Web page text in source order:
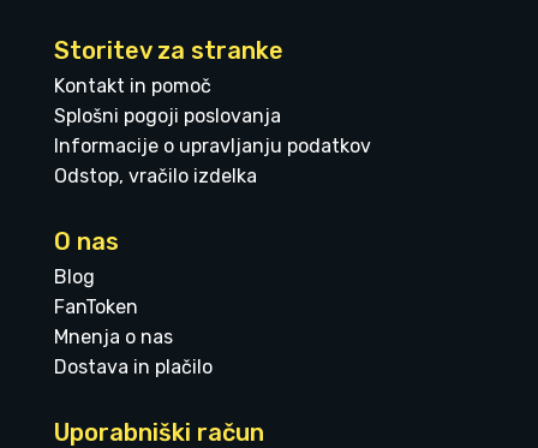
Storitev za stranke
Kontakt in pomoč
Splošni pogoji poslovanja
Informacije o upravljanju podatkov
Odstop, vračilo izdelka
O nas
Blog
FanToken
Mnenja o nas
Dostava in plačilo
Uporabniški račun